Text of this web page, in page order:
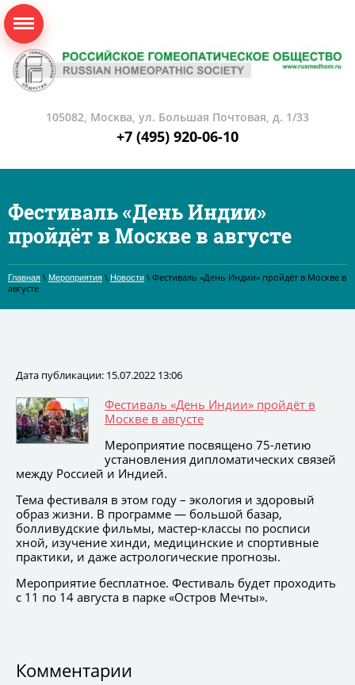
105082, Москва, ул. Большая Почтовая, д. 1/33
+7 (495) 920-06-10
Фестиваль «День Индии»
пройдёт в Москве в августе
Главная \ Мероприятия \ Новости \ Фестиваль «День Индии» пройдёт в Москве в
августе
Дата публикации: 15.07.2022 13:06
Фестиваль «День Индии» пройдёт в
Москве в августе
Мероприятие посвящено 75-летию
установления дипломатических связей
между Россией и Индией.
Тема фестиваля в этом году – экология и здоровый
образ жизни. В программе — большой базар,
болливудские фильмы, мастер-классы по росписи
хной, изучение хинди, медицинские и спортивные
практики, и даже астрологические прогнозы.
Мероприятие бесплатное. Фестиваль будет проходить
с 11 по 14 августа в парке «Остров Мечты».
Комментарии